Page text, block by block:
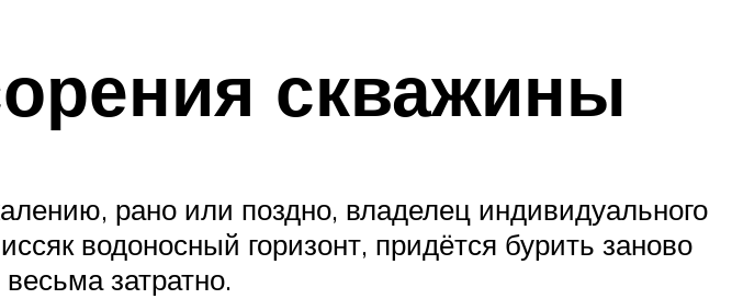
скважины
рано или поздно, владелец индивидуального
водоносный горизонт, придётся бурить заново
затратно.